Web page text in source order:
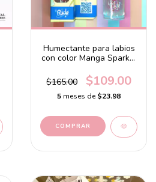
Humectante para labios
con color Manga Sparkle
$165.00
$109.00
5 meses de$23.98